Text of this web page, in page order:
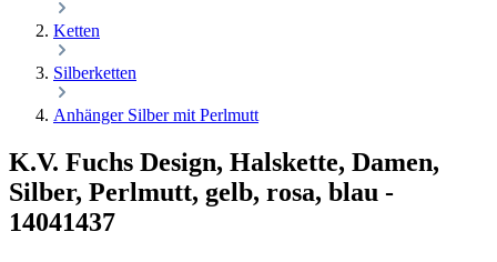
Ketten
Silberketten
Anhänger Silber mit Perlmutt
K.V. Fuchs Design, Halskette, Damen,
Silber, Perlmutt, gelb, rosa, blau -
14041437